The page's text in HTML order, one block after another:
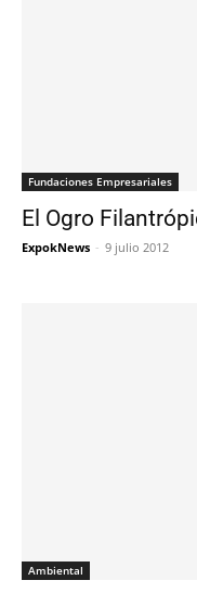
Fundaciones Empresariales
El Ogro
ExpokNews - 9 julio 2012
Ambiental